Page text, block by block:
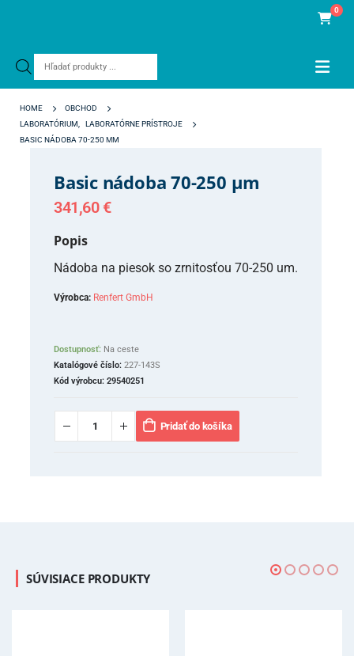
Products
0
HOME
OBCHOD
LABORATÓRIUM
LABORATÓRNE PRÍSTROJE
BASIC NÁDOBA 70-250 ΜM
Basic nádoba 70-250 µm
341,60 €
Popis
Nádoba na piesok so zrnitosťou 70-250 um.
Výrobca: Renfert GmbH
Dostupnosť: Na ceste
Katalógové číslo: 227-143S
Kód výrobcu: 29540251
Pridať do košíka
SÚVISIACE PRODUKTY